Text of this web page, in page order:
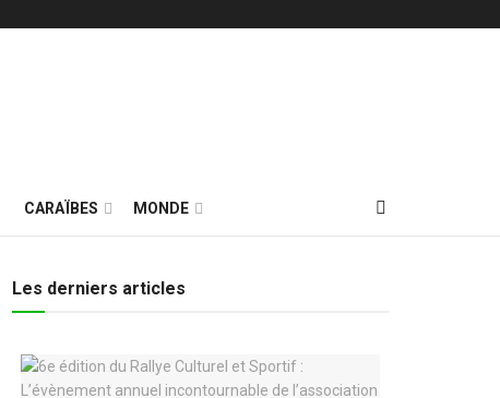
CARAÏBES MONDE
Les derniers articles